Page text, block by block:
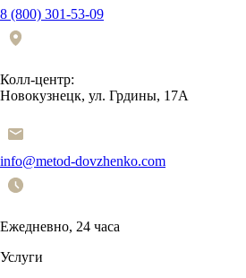
8 (800) 301-53-09
Колл-центр:
Новокузнецк, ул. Грдины, 17А
info@metod-dovzhenko.com
Ежедневно, 24 часа
Услуги